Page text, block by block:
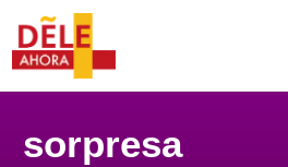
sorpresa